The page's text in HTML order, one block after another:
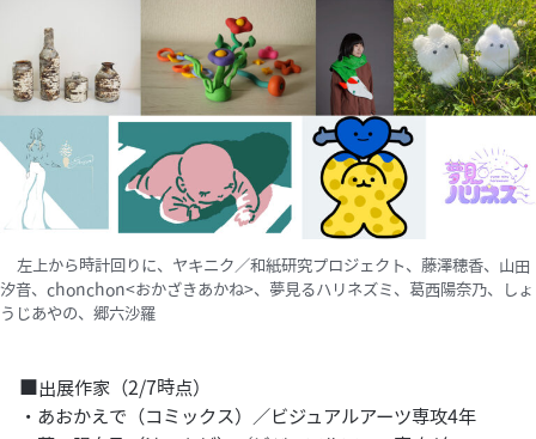
左上から時計回りに、ヤキニク／和紙研究プロジェクト、藤澤穂香、山田
汐音、chonchon<おかざきあかね>、夢見るハリネズミ、葛西陽奈乃、しょ
うじあやの、郷六沙羅
■出展作家（2/7時点）
・あおかえで（コミックス）／ビジュアルアーツ専攻4年